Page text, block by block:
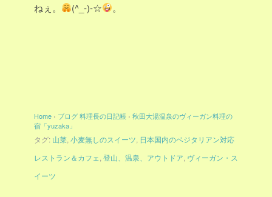
ねぇ。
(^_-)-☆ 。
Home › ブログ料理長の日記帳 › 秋田大湯温泉のヴィーガン料理の
宿「yuzaka」
タグ: 山菜 小麦無しのスイーツ 日本国内のベジタリアン対応
レストラン＆カフェ 登山、温泉、アウトドア ヴィーガン・ス
イーツ